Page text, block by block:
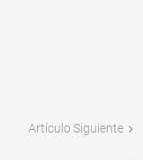
Artículo Siguiente